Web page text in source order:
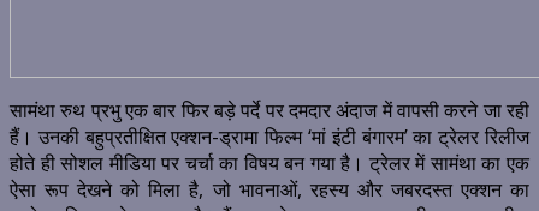
सामंथा रुथ प्रभु एक बार फिर बड़े पर्दे पर दमदार अंदाज में वापसी करने जा रही
हैं। उनकी बहुप्रतीक्षित एक्शन-ड्रामा फिल्म ‘मां इंटी बंगारम’ का ट्रेलर रिलीज
होते ही सोशल मीडिया पर चर्चा का विषय बन गया है। ट्रेलर में सामंथा का एक
ऐसा रूप देखने को मिला है, जो भावनाओं, रहस्य और जबरदस्त एक्शन का